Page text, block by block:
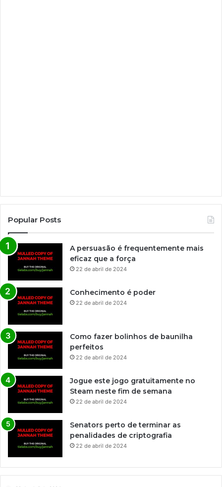
Popular Posts
A persuasão é frequentemente mais
eficaz que a força
22 de abril de 2024
Conhecimento é poder
22 de abril de 2024
Como fazer bolinhos de baunilha
perfeitos
22 de abril de 2024
Jogue este jogo gratuitamente no
Steam neste fim de semana
22 de abril de 2024
Senators perto de terminar as
penalidades de criptografia
22 de abril de 2024